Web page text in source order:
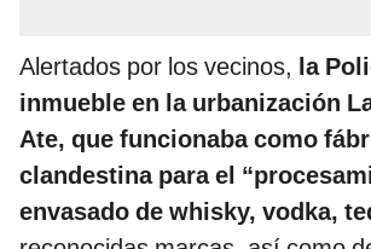
Alertados por los vecinos, la
inmueble en la urbanización
Ate, que funcionaba como
clandestina para el
envasado de whisky, vodka,